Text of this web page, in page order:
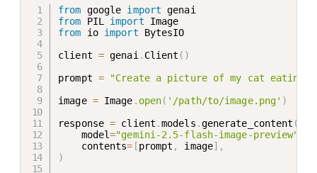
from google import
from PIL import
from io import BytesIO
client = genai . Client ( )
prompt =
"Create a picture of my cat eating
image = Image . open( '/path/to/image.png' )
response = client .models .generate_content (
    model
="gemini-2.5-flash-image-preview"
    contents
= [prompt , image] ,
)